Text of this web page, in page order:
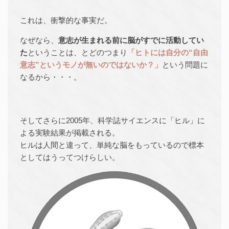
これは、衝撃的な事実だ。
なぜなら、意志が生まれる前に脳がすでに活動してい
たということは、とどのつまり
「ヒトには自分の“自由
意志”というモノが無いのではないか？」 という問題に
なるから・・・。
そしてさらに2005年、科学誌サイエンスに「ヒル」に
よる実験結果が掲載される。
ヒルは人間と違って、単純な脳をもっているので標本
としてはうってつけらしい。